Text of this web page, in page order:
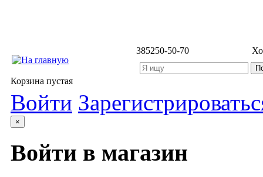
385250-50-70
Корзина пустая
Войти
×
Войти в магазин